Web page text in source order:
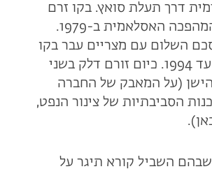
דרך תעלת סואץ. בקו זרם
נפט איראני עד המהפכה האסלאמית ב-1979.
השלום עם מצריים עבר בקו
דלק מצרי מסיני עד 1994. כיום זורם דלק בשני
הישן (על המאבק של החברה
הסביבתיות של צינור הנפט,
4 ק״מ, שבהם השביל קורא תיגר על